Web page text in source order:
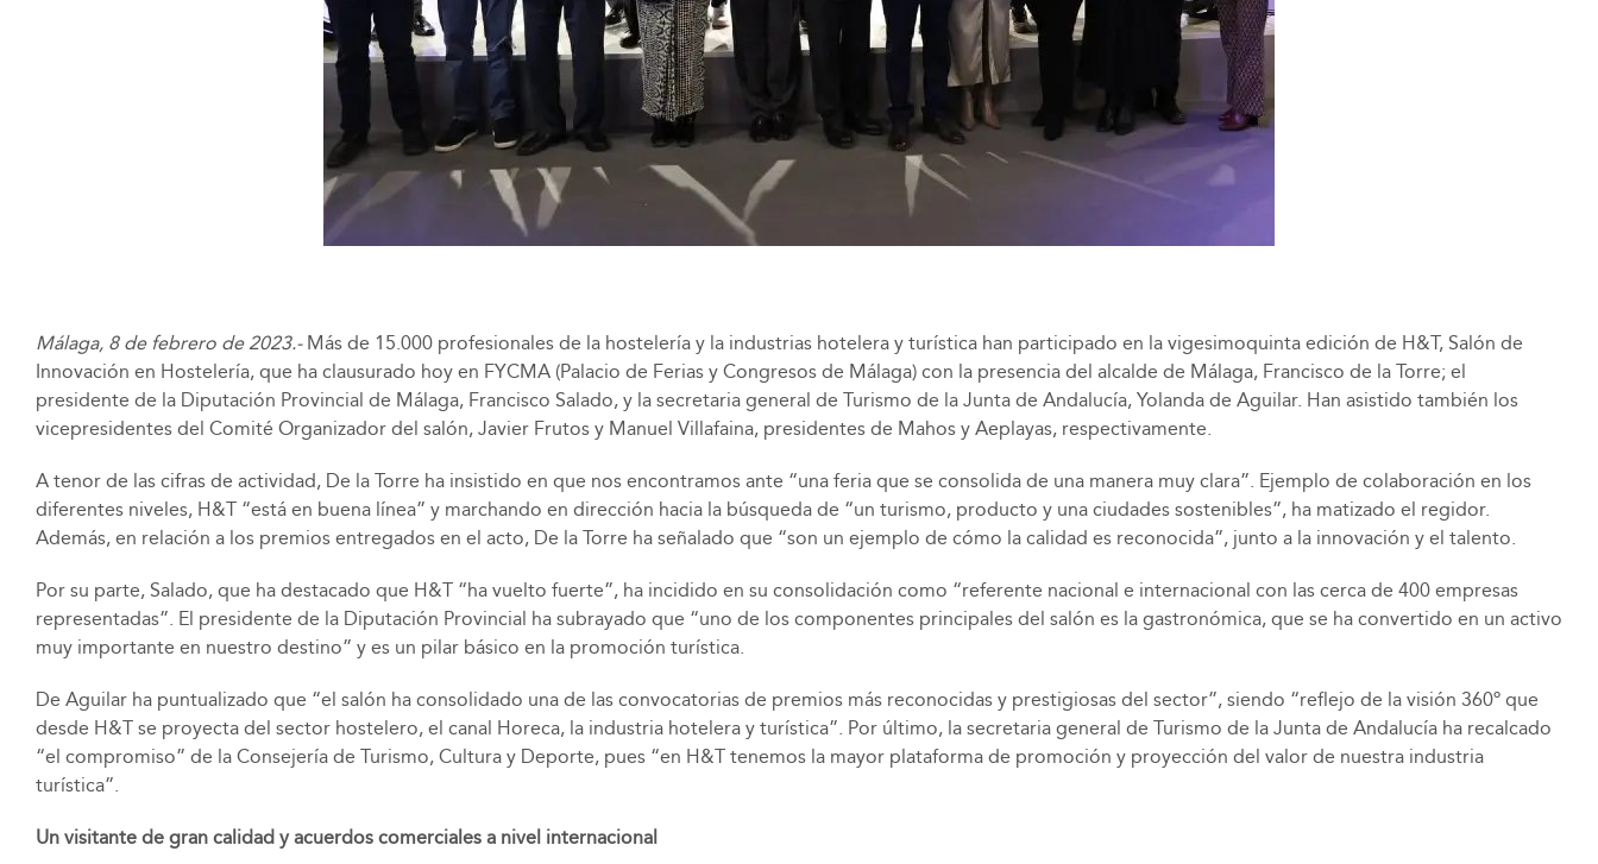
Málaga, 8 de febrero de 2023.- Más de 15.000 profesionales de la hostelería y la industrias hotelera y turística han participado en la vigesimoquinta edición de H&T, Salón de
Innovación en Hostelería, que ha clausurado hoy en FYCMA (Palacio de Ferias y Congresos de Málaga) con la presencia del alcalde de Málaga, Francisco de la Torre; el
presidente de la Diputación Provincial de Málaga, Francisco Salado, y la secretaria general de Turismo de la Junta de Andalucía, Yolanda de Aguilar. Han asistido también los
vicepresidentes del Comité Organizador del salón, Javier Frutos y Manuel Villafaina, presidentes de Mahos y Aeplayas, respectivamente.
A tenor de las cifras de actividad, De la Torre ha insistido en que nos encontramos ante “una feria que se consolida de una manera muy clara”. Ejemplo de colaboración en los
diferentes niveles, H&T “está en buena línea” y marchando en dirección hacia la búsqueda de “un turismo, producto y una ciudades sostenibles”, ha matizado el regidor.
Además, en relación a los premios entregados en el acto, De la Torre ha señalado que “son un ejemplo de cómo la calidad es reconocida”, junto a la innovación y el talento.
Por su parte, Salado, que ha destacado que H&T “ha vuelto fuerte”, ha incidido en su consolidación como “referente nacional e internacional con las cerca de 400 empresas
representadas”. El presidente de la Diputación Provincial ha subrayado que “uno de los componentes principales del salón es la gastronómica, que se ha convertido en un activo
muy importante en nuestro destino” y es un pilar básico en la promoción turística.
De Aguilar ha puntualizado que “el salón ha consolidado una de las convocatorias de premios más reconocidas y prestigiosas del sector”, siendo “reflejo de la visión 360º que
desde H&T se proyecta del sector hostelero, el canal Horeca, la industria hotelera y turística”. Por último, la secretaria general de Turismo de la Junta de Andalucía ha recalcado
“el compromiso” de la Consejería de Turismo, Cultura y Deporte, pues “en H&T tenemos la mayor plataforma de promoción y proyección del valor de nuestra industria
turística”.
Un visitante de gran calidad y acuerdos comerciales a nivel internacional